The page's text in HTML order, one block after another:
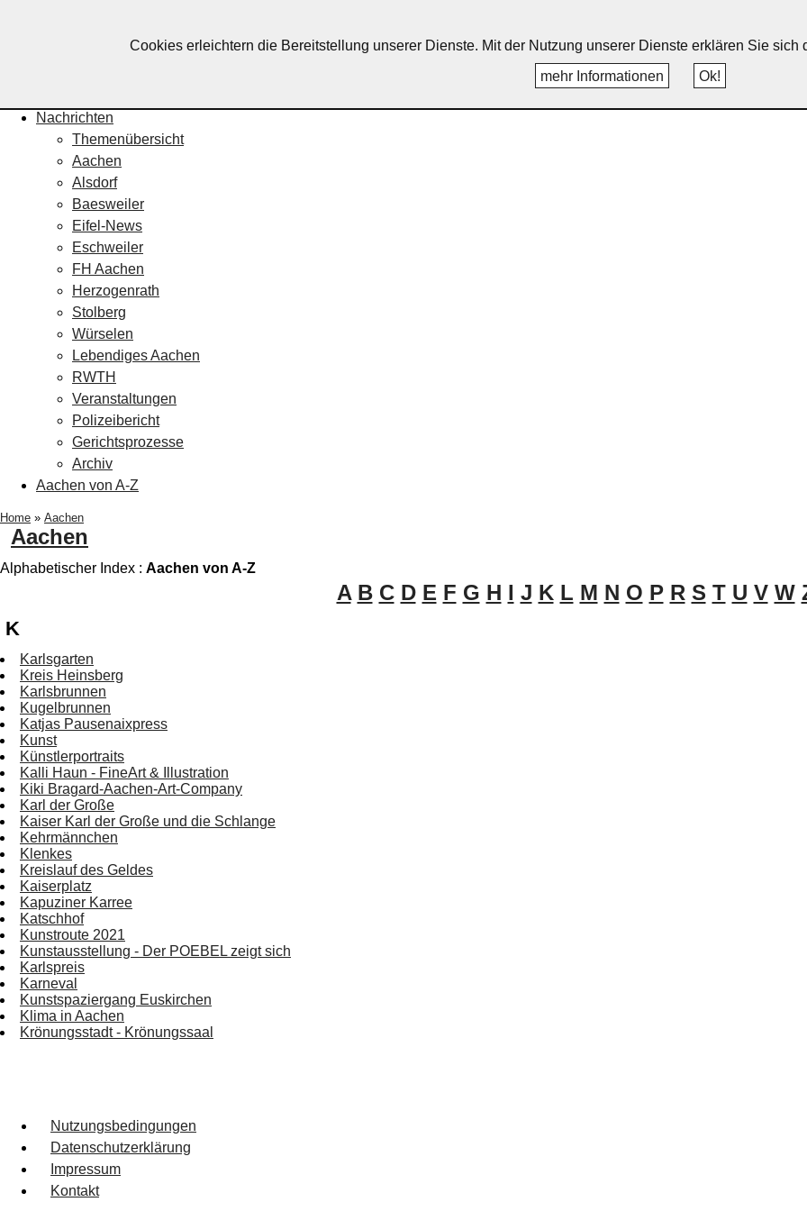
Nachrichten
Themenübersicht
Aachen
Alsdorf
Baesweiler
Eifel-News
Eschweiler
FH Aachen
Herzogenrath
Stolberg
Würselen
Lebendiges Aachen
RWTH
Veranstaltungen
Polizeibericht
Gerichtsprozesse
Archiv
Aachen von A-Z
Home » Aachen
Aachen
Alphabetischer Index : Aachen von A-Z
A B C D E F G H I J K L M N O P R S T U V W
K
Karlsgarten
Kreis Heinsberg
Karlsbrunnen
Kugelbrunnen
Katjas Pausenaixpress
Kunst
Künstlerportraits
Kalli Haun - FineArt & Illustration
Kiki Bragard-Aachen-Art-Company
Karl der Große
Kaiser Karl der Große und die Schlange
Kehrmännchen
Klenkes
Kreislauf des Geldes
Kaiserplatz
Kapuziner Karree
Katschhof
Kunstroute 2021
Kunstausstellung - Der POEBEL zeigt sich
Karlspreis
Karneval
Kunstspaziergang Euskirchen
Klima in Aachen
Krönungsstadt - Krönungssaal
Nutzungsbedingungen
Datenschutzerklärung
Impressum
Kontakt
Cookies erleichtern die Bereitstellung unserer Dienste. Mit der Nutzung unserer Dienste erklären Sie
mehr Informationen
Ok!